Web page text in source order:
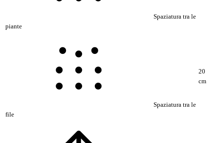
Spaziatura tra le
piante
Spaziatura tra le
file
20
cm